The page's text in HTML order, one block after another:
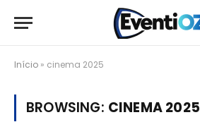
Início » cinema 2025
BROWSING: CINEMA 2025